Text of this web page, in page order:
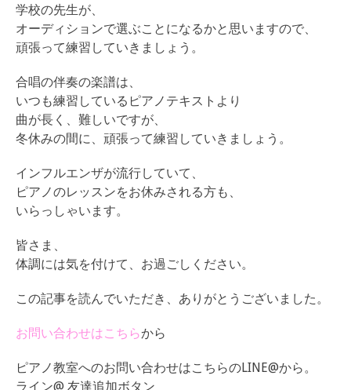
学校の先生が、
オーディションで選ぶことになるかと思いますので、
頑張って練習していきましょう。
合唱の伴奏の楽譜は、
いつも練習しているピアノテキストより
曲が長く、難しいですが、
冬休みの間に、頑張って練習していきましょう。
インフルエンザが流行していて、
ピアノのレッスンをお休みされる方も、
いらっしゃいます。
皆さま、
体調には気を付けて、お過ごしください。
この記事を読んでいただき、ありがとうございました。
お問い合わせはこちらから
ピアノ教室へのお問い合わせはこちらのLINE@から。
ライン@ 友達追加ボタン